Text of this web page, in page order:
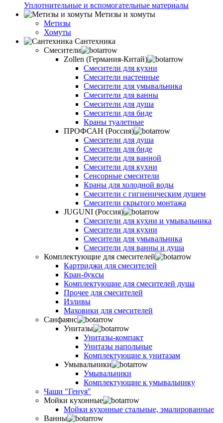
Уплотнительные и вспомогательные материалы
Метизы и хомуты
Метизы
Хомуты
Сантехника
Смесители
Zollen (Германия-Китай)
Смесители для кухни
Смесители настенные
Смесители для умывальника
Смесители для ванны
Смесители для душа
Смесители для биде
Краны туалетные
ПРОФСАН (Россия)
Смесители для душа
Смесители для биде
Смесители для ванной
Смесители для кухни
Сенсорные смесители
Краны для холодной воды
Смесители с гигиеническим душем
Смесители скрытого монтажа
JUGUNI (Россия)
Смесители для кухни и умывальника
Смесители для кухни
Смесители для умывальника
Смесители для ванны и душа
Комплектующие для смесителей
Картриджи для смесителей
Кран-буксы
Комплектующие для смесителей душа
Прочее для смесителей
Изливы
Маховики для смесителей
Санфаянс
Унитазы
Унитазы-компакт
Унитазы напольные
Комплектующие к унитазам
Умывальники
Умывальники
Комплектующие к умывальнику
Чаши "Генуя"
Мойки кухонные
Мойки кухонные стальные, эмалированные
Ванны